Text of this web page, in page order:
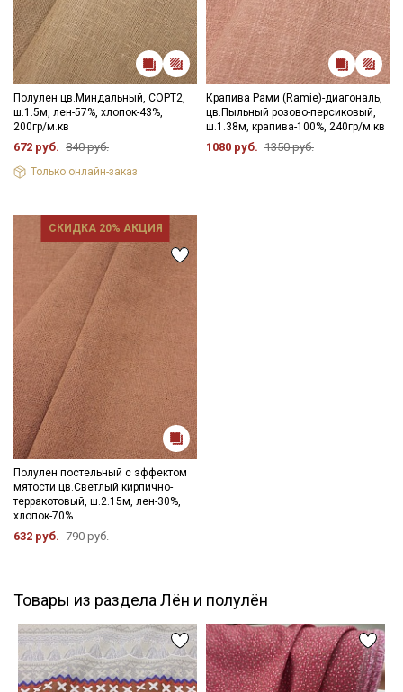
Полулен цв.Миндальный, СОРТ2,
ш.1.5м, лен-57%, хлопок-43%,
200гр/м.кв
672 руб. 840 руб.
Только онлайн-заказ
Крапива Рами (Ramie)-диагональ,
цв.Пыльный розово-персиковый,
ш.1.38м, крапива-100%, 240гр/м.кв
1080 руб. 1350 руб.
СКИДКА 20% АКЦИЯ
Полулен постельный с эффектом
мятости цв.Светлый кирпично-
терракотовый, ш.2.15м, лен-30%,
хлопок-70%
632 руб. 790 руб.
Товары из раздела Лён и полулён